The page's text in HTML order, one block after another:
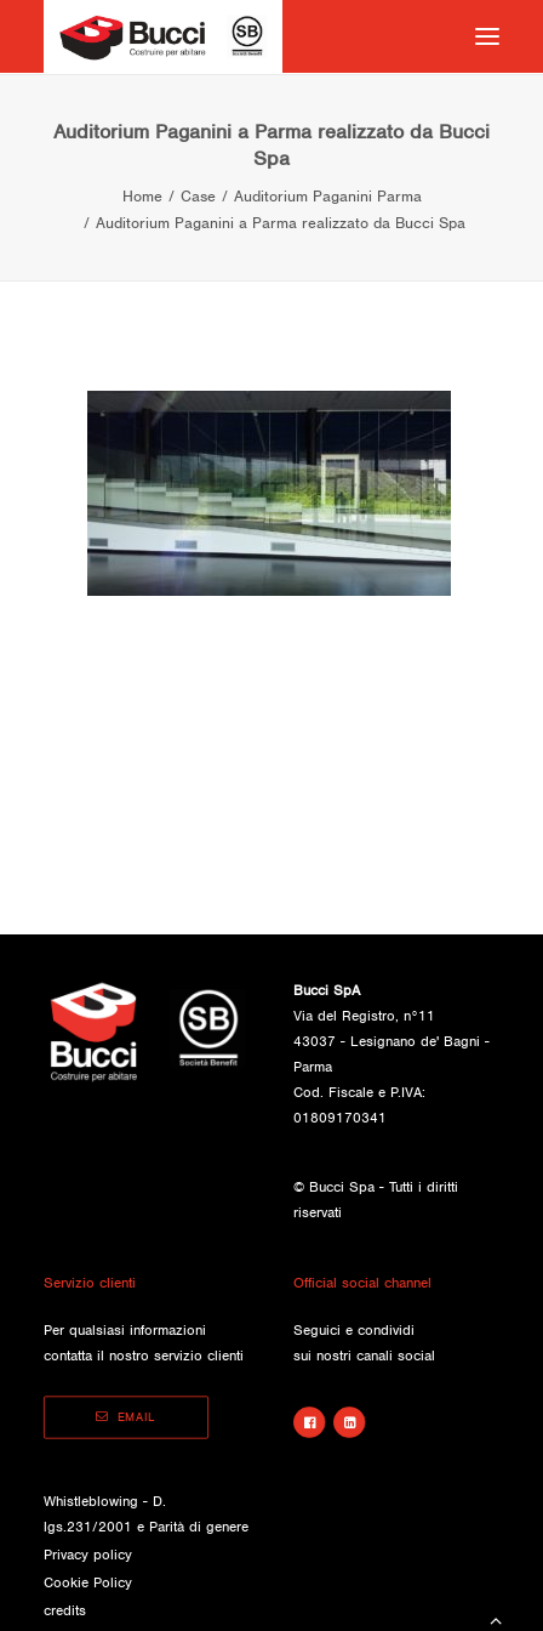
HOME
COSTRUIRE PER ABITARE
CHI SIAMO
NEWS
VOCABOLARIO
RICERCA
Auditorium Paganini a Parma realizzato da Bucci
Spa
Home Case
Auditorium Paganini Parma
Auditorium Paganini a Parma realizzato da Bucci Spa
Bucci SpA
Via del Registro, n°11
43037 - Lesignano de' Bagni -
Parma
Cod. Fiscale e P.IVA:
01809170341
© Bucci Spa - Tutti i diritti
riservati
Servizio clienti
Per qualsiasi informazioni
contatta il nostro servizio clienti
EMAIL
Official social channel
Seguici e condividi
sui nostri canali social
Whistleblowing - D.
lgs.231/2001 e Parità di genere
Privacy policy
Cookie Policy
credits